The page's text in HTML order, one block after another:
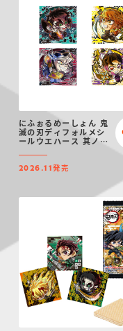
にふぉるめーしょん 鬼
滅の刃ディフォルメシ
ールウエハース 其ノ十
2026.11発売